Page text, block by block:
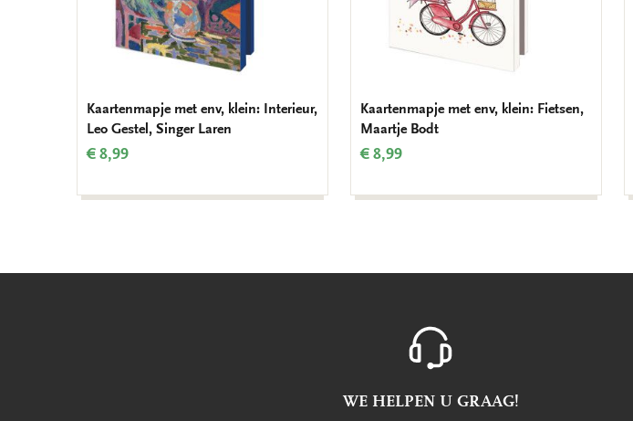
Kaartenmapje met env, klein: Interieur,
Leo Gestel, Singer Laren
€ 8,99
Kaartenmapje met env, klein: Fietsen,
Maartje Bodt
€ 8,99
WE HELPEN U GRAAG!